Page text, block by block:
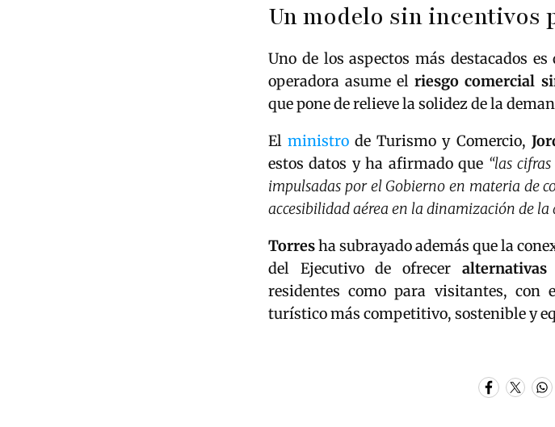
Un modelo sin incentivos
Uno de los aspectos más destacados
operadora asume elriesgo comercial
que pone de relieve la solidez de la
Elministro de Turismo y Comercio,
estos datos y ha afirmado que “las
impulsadas por el Gobierno en materia de
accesibilidad aérea en la dinamización de la
Torresha subrayado además que la
del Ejecutivo de ofrecer
residentes como para visitantes, con
turístico más competitivo, sostenible y